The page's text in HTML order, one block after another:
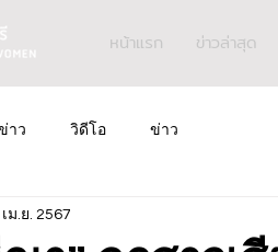
หน้าแรก ข่าวล่าสุด
าว วิดีโอ ข่าว
ม.ย. 2567